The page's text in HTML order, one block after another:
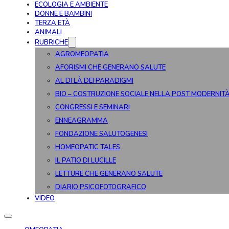
ECOLOGIA E AMBIENTE
DONNE E BAMBINI
TERZA ETÀ
ANIMALI
RUBRICHE
AGROMEOPATIA
AFORISMI CHE GENERANO SALUTE
AL DI LÀ DEI PARADIGMI
BIO – COSTRUZIONE SOCIALE NELLA POST
CONGRESSI E SEMINARI
ENNEAGRAMMA
FONDAZIONE SALUTOGENESI
HOMEOPATIC TALES
IL PATIO DI LUCILLE
LETTURE CHE GENERANO SALUTE
DIARIO PSICOFOTOGRAFICO
VIDEO